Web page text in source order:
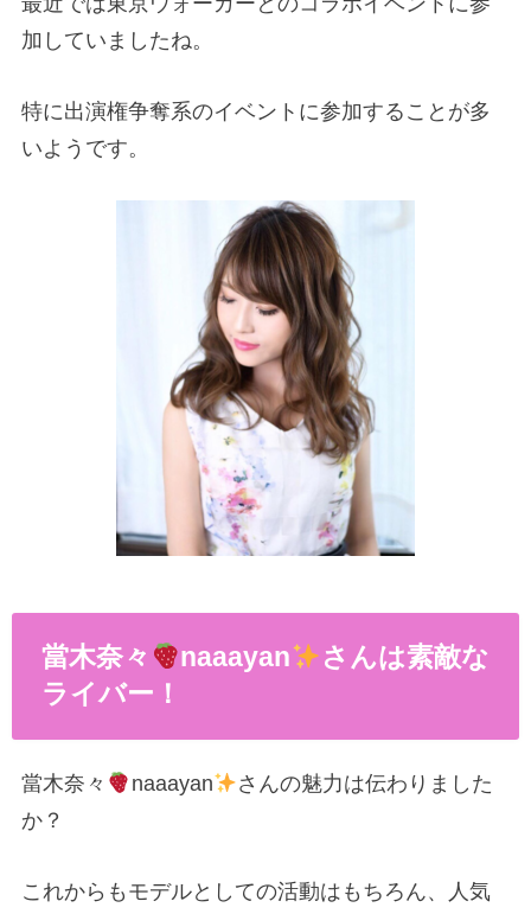
加していましたね。
特に出演権争奪系のイベントに参加することが多
いようです。
當木奈々 naaayan
さんは素敵な
ライバー！
當木奈々 naaayan
さんの魅力は伝わりました
か？
これからもモデルとしての活動はもちろん、人気